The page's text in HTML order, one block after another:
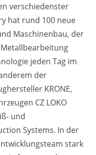
verschiedenster
hat rund 100 neue
Maschinenbau, der
jeden Tag im
der
KRONE,
CZ LOKO
und
Systems. In der
stark